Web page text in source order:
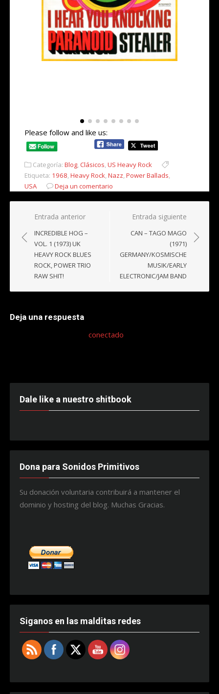
Please follow and like us:
Categoría: Blog,Clásicos,US Heavy Rock
Etiqueta: 1968,Heavy Rock,Nazz,Power Ballads,
USA
Deja un comentario
Navegación
de
entradas
Entrada anterior
INCREDIBLE HOG –
VOL. 1 (1973) UK
HEAVY ROCK BLUES
ROCK, POWER TRIO
RAW SHIT!
Entrada siguiente
CAN – TAGO MAGO
(1971)
GERMANY/KOSMISCHE
MUSIK/EARLY
ELECTRONIC/JAM BAND
Deja una respuesta
conectado
Dale like a nuestro shitbook
Dona para Sonidos Primitivos
Su donación voluntaria contribuirá a mantener el
dominio y hosting del blog. Muchas Gracias.
Siganos en las malditas redes